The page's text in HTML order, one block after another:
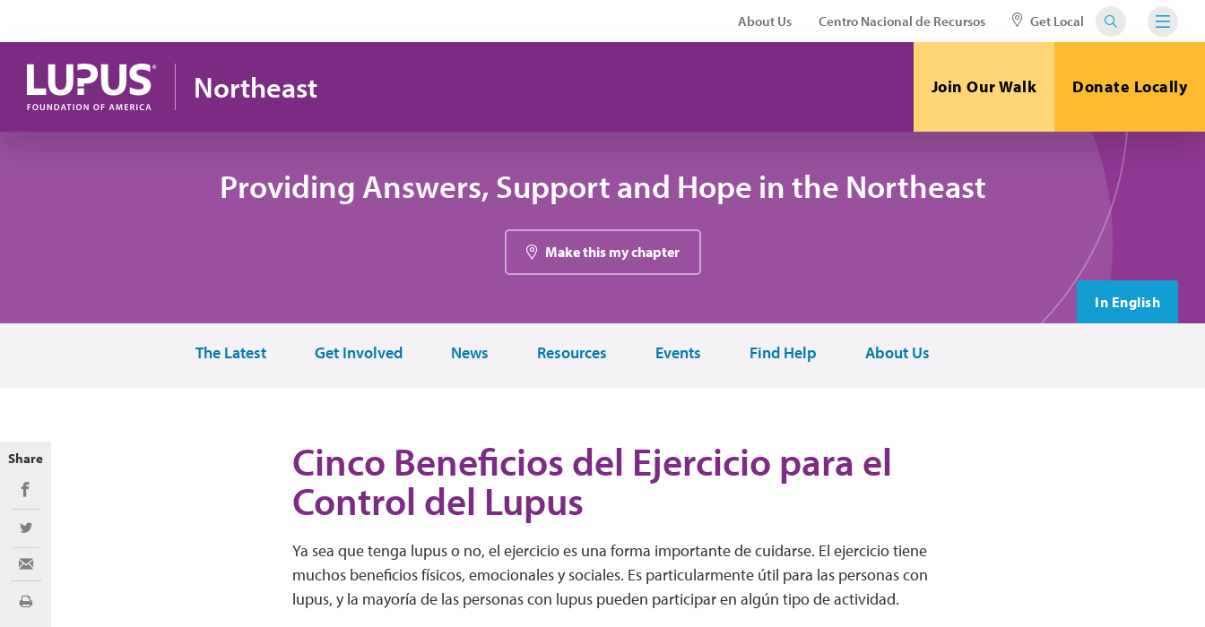
About Us Centro Nacional de Recursos Get Local
Northeast Join Our Walk Donate Locally
Providing Answers, Support and Hope in the Northeast
Make this my chapter
In English
The Latest Get Involved News Resources Events Find Help About Us
Cinco Beneficios del Ejercicio para el
Control del Lupus
Ya sea que tenga lupus o no, el ejercicio es una forma importante de cuidarse. El ejercicio tiene
muchos beneficios físicos, emocionales y sociales. Es particularmente útil para las personas con
lupus, y la mayoría de las personas con lupus pueden participar en algún tipo de actividad.
Share
Share on Facebook
Share on Twitter
Share via Email
Imprimir